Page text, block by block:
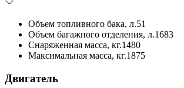
Объем топливного бака, л.51
Объем багажного отделения, л.1683
Снаряженная масса, кг.1480
Максимальная масса, кг.1875
Двигатель